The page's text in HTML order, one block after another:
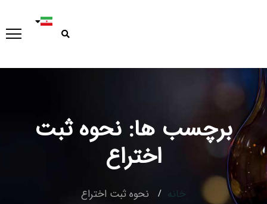
Type and hit enter
برچسب ها: نحوه ثبت
اختراع
خانه نحوه ثبت اختراع